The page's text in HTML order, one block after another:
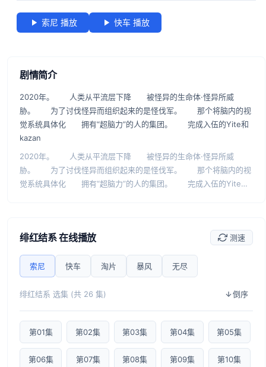
索尼 播放 快车 播放
剧情简介
2020年。 人类从平流层下降 被怪异的生命体·怪异所威
胁。 为了讨伐怪异而组织起来的是怪伐军。 那个将脑内的视
觉系统具体化 拥有“超脑力”的人的集团。 完成入伍的Yite和
kazan
2020年。 人类从平流层下降 被怪异的生命体·怪异所威
胁。 为了讨伐怪异而组织起来的是怪伐军。 那个将脑内的视
觉系统具体化 拥有“超脑力”的人的集团。 完成入伍的Yite和
绯红结系 在线播放 测速
索尼 快车 淘片 暴风 无尽
绯红结系 选集 (共 26 集) 倒序
第01集 第02集 第03集 第04集 第05集
第06集 第07集 第08集 第09集 第10集